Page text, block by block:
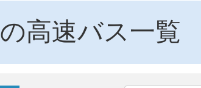
の高速バス一覧